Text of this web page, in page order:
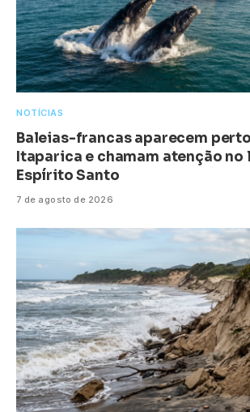
NOTÍCIAS
Baleias-francas aparecem
Itaparica e chamam atenção
Espírito Santo
7 de agosto de 2026